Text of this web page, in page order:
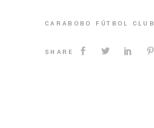
CARABOBO FÚTBOL CLUB
SHARE